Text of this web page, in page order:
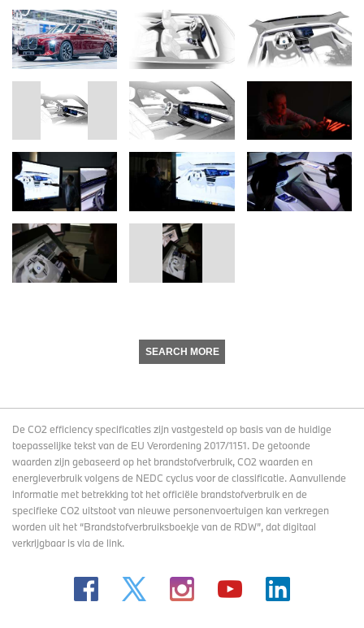
SEARCH MORE
De CO2 efficiency specificaties zijn vastgesteld op basis van de huidige
toepasselijke tekst van de EU Verordening 2017/1151. De getoonde
waarden zijn gebaseerd op het brandstofverbruik, CO2 waarden en
energieverbruik volgens de NEDC cyclus voor de classificatie. Aanvullende
informatie met betrekking tot het officiële brandstofverbruik en de
specifieke CO2 uitstoot van nieuwe personenvoertuigen kan verkregen
worden uit het “Brandstofverbruiksboekje van de RDW”, dat digitaal
verkrijgbaaris via de link.